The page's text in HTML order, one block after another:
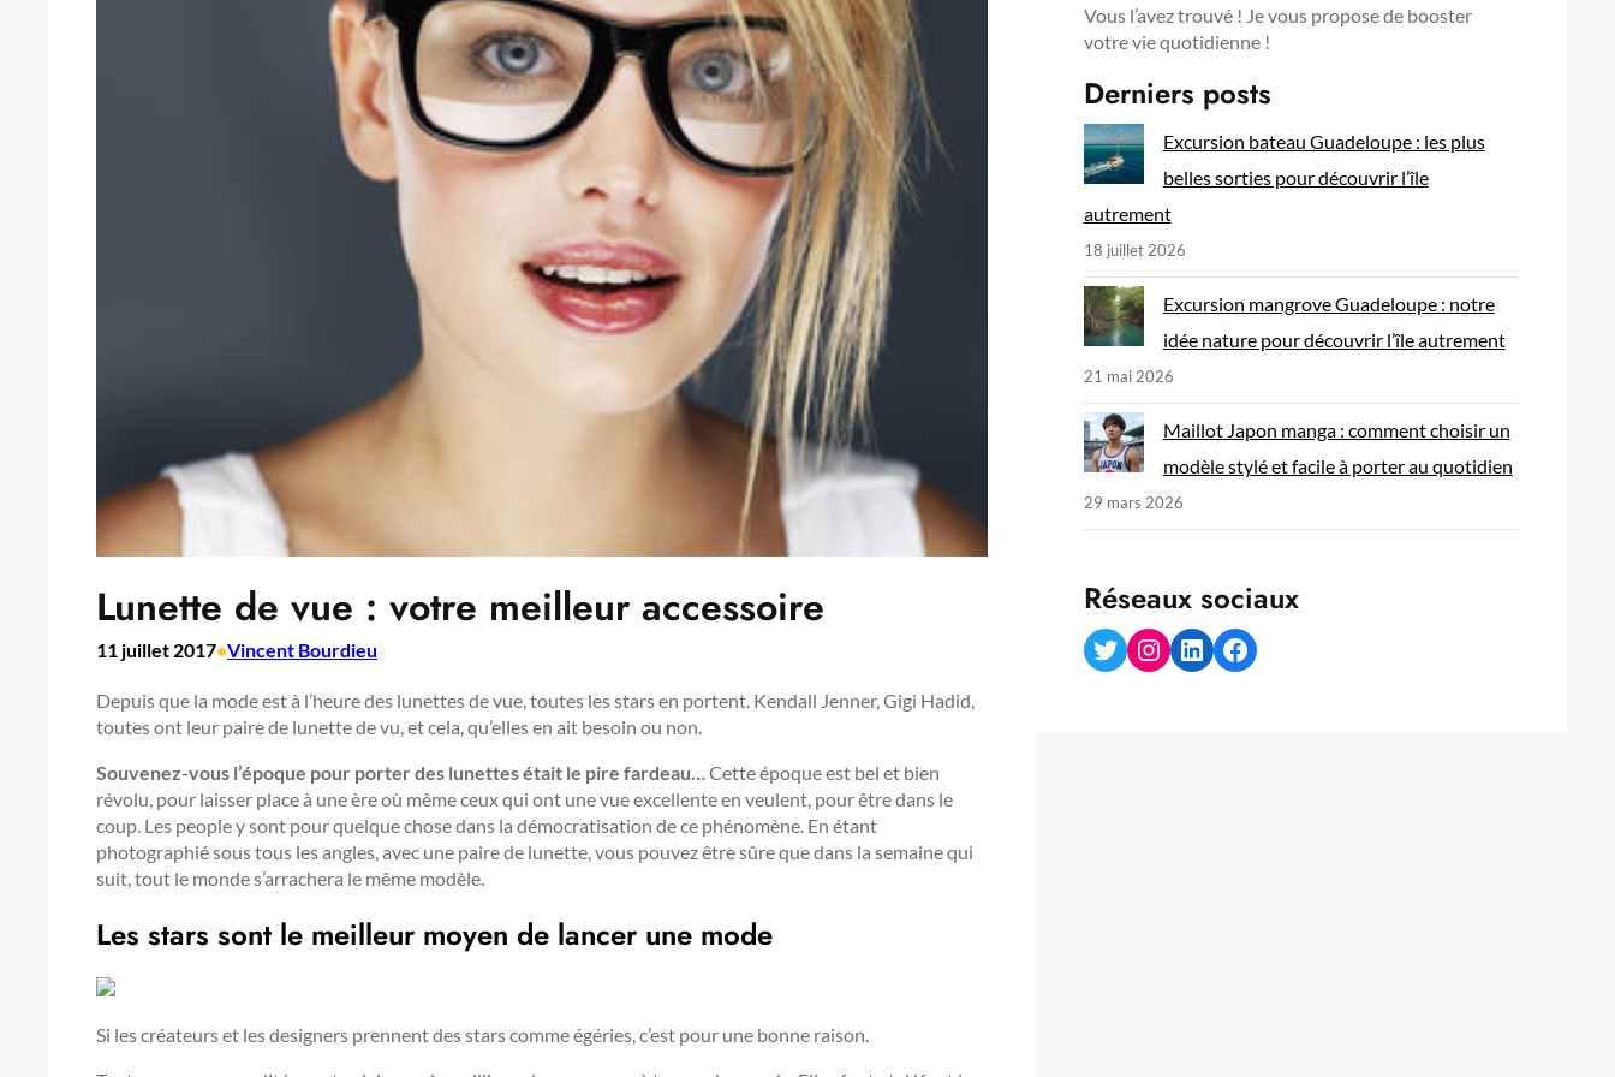
Lunette de vue : votre meilleur accessoire
11 juillet 2017•Vincent Bourdieu
Depuis que la mode est à l’heure des lunettes de vue, toutes les stars en portent. Kendall Jenner, Gigi Hadid,
toutes ont leur paire de lunette de vu, et cela, qu’elles en ait besoin ou non.
Souvenez-vous l’époque pour porter des lunettes était le pire fardeau…
Cette époque est bel et bien
révolu, pour laisser place à une ère où même ceux qui ont une vue excellente en veulent, pour être dans le
coup. Les people y sont pour quelque chose dans la démocratisation de ce phénomène. En étant
photographié sous tous les angles, avec une paire de lunette, vous pouvez être sûre que dans la semaine qui
suit, tout le monde s’arrachera le même modèle.
Les stars sont le meilleur moyen de lancer une mode
Si les créateurs et les designers prennent des stars comme égéries, c’est pour une bonne raison.
Vous l’avez trouvé ! Je vous propose de booster
votre vie quotidienne !
Derniers posts
Excursion bateau Guadeloupe : les plus
belles sorties pour découvrir l’île
autrement
18 juillet 2026
Excursion mangrove Guadeloupe : notre
idée nature pour découvrir l’île autrement
21 mai 2026
Maillot Japon manga : comment choisir un
modèle stylé et facile à porter au quotidien
29 mars 2026
Réseaux sociaux
Twitter Instagram LinkedIn Facebook